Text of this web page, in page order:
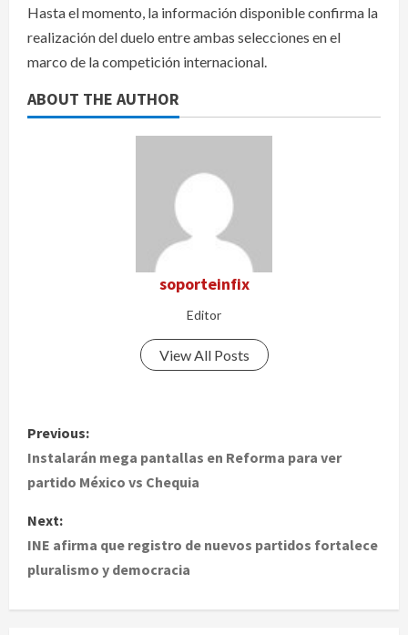
Hasta el momento, la información disponible confirma la
realización del duelo entre ambas selecciones en el
marco de la competición internacional.
ABOUT THE AUTHOR
soporteinfix
Editor
View All Posts
P
o
s
t
n
a
Previous:
Instalarán mega pantallas en Reforma para ver
partido México vs Chequia
Next:
INE afirma que registro de nuevos partidos fortalece
pluralismo y democracia